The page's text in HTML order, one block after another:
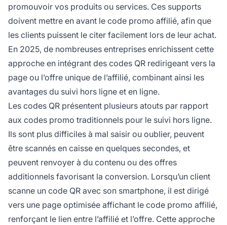
promouvoir vos produits ou services. Ces supports
doivent mettre en avant le code promo affilié, afin que
les clients puissent le citer facilement lors de leur achat.
En 2025, de nombreuses entreprises enrichissent cette
approche en intégrant des codes QR redirigeant vers la
page ou l’offre unique de l’affilié, combinant ainsi les
avantages du suivi hors ligne et en ligne.
Les codes QR présentent plusieurs atouts par rapport
aux codes promo traditionnels pour le suivi hors ligne.
Ils sont plus difficiles à mal saisir ou oublier, peuvent
être scannés en caisse en quelques secondes, et
peuvent renvoyer à du contenu ou des offres
additionnels favorisant la conversion. Lorsqu’un client
scanne un code QR avec son smartphone, il est dirigé
vers une page optimisée affichant le code promo affilié,
renforçant le lien entre l’affilié et l’offre. Cette approche